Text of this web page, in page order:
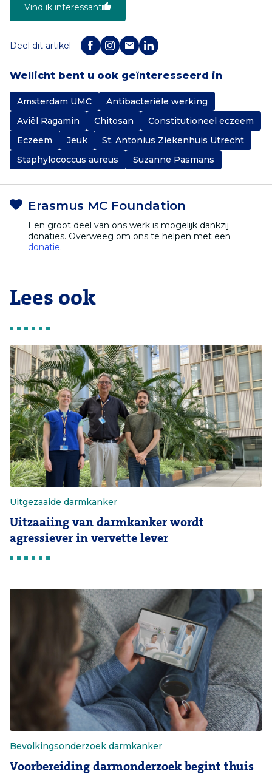
Vind ik interessant
Deel dit artikel
Wellicht bent u ook geïnteresseerd in
Amsterdam UMC
Antibacteriële werking
Aviël Ragamin
Chitosan
Constitutioneel eczeem
Eczeem
Jeuk
St. Antonius Ziekenhuis Utrecht
Staphylococcus aureus
Suzanne Pasmans
Erasmus MC Foundation
Een groot deel van ons werk is mogelijk dankzij
donaties. Overweeg om ons te helpen met een
donatie.
Lees ook
Uitgezaaide darmkanker
Uitzaaiing van darmkanker wordt
agressiever in vervette lever
Bevolkingsonderzoek darmkanker
Voorbereiding darmonderzoek begint thuis